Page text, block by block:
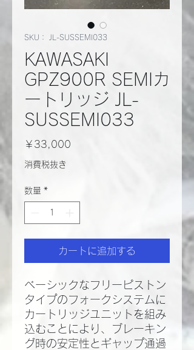
SKU： JL-SUSSEMI033
KAWASAKI
GPZ900R SEMIカ
ートリッジ JL-
SUSSEMI033
￥33,000
消費税抜き
数量 *
カートに追加する
ベーシックなフリーピストン
タイプのフォークシステムに
カートリッジユニットを組み
込むことにより、ブレーキン
グ時の安定性とギャップ通過